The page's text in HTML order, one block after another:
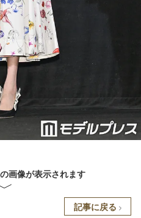
画像が表示されます
記事に戻る